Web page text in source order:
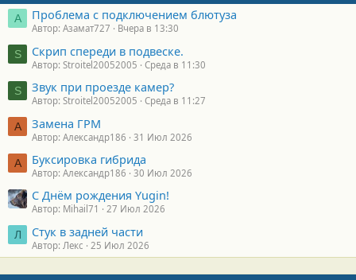
А Проблема с подключением блютуза
Автор: Азамат727 Вчера в 13:30
S Скрип спереди в подвеске.
Автор: Stroitel20052005 Среда в 11:30
S Звук при проезде камер?
Автор: Stroitel20052005 Среда в 11:27
А Замена ГРМ
Автор: Александр186 31 Июл 2026
А Буксировка гибрида
Автор: Александр186 30 Июл 2026
С Днём рождения Yugin!
Автор: Mihail71 27 Июл 2026
Л Стук в задней части
Автор: Лекс 25 Июл 2026